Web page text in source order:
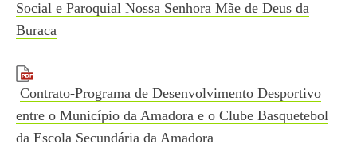
Social e Paroquial Nossa Senhora Mãe de Deus da
Buraca
Contrato-Programa de Desenvolvimento Desportivo
entre o Município da Amadora e o Clube Basquetebol
da Escola Secundária da Amadora